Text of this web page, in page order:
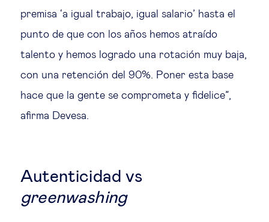
premisa ‘a igual trabajo, igual salario’ hasta el
punto de que con los años hemos atraído
talento y hemos logrado una rotación muy baja,
con una retención del 90%. Poner esta base
hace que la gente se comprometa y fidelice”,
afirma Devesa.
Autenticidad vs
greenwashing